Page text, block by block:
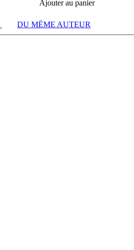
Ajouter au panier
DU MÊME AUTEUR